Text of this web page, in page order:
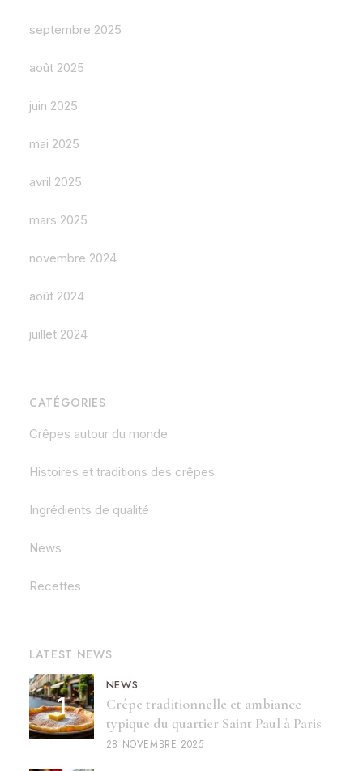
septembre 2025
août 2025
juin 2025
mai 2025
avril 2025
mars 2025
novembre 2024
août 2024
juillet 2024
CATÉGORIES
Crêpes autour du monde
Histoires et traditions des crêpes
Ingrédients de qualité
News
Recettes
LATEST NEWS
NEWS
Crêpe traditionnelle et ambiance
typique du quartier Saint Paul à Paris
28 NOVEMBRE 2025